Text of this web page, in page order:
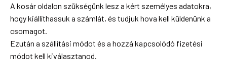
A kosár oldalon szükségünk lesz a kért személyes adatokra,
hogy kiállíthassuk a számlát, és tudjuk hova kell küldenünk a
csomagot.
Ezután a szállítási módot és a hozzá kapcsolódó fizetési
módot kell kiválasztanod.